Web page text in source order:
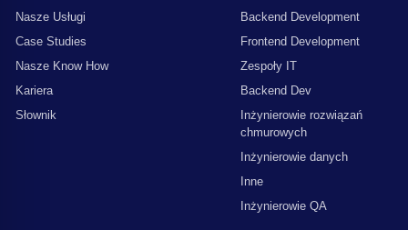
Nasze Usługi
Case Studies
Nasze Know How
Kariera
Słownik
Backend Development
Frontend Development
Zespoły IT
Backend Dev
Inżynierowie rozwiązań
chmurowych
Inżynierowie danych
Inne
Inżynierowie QA